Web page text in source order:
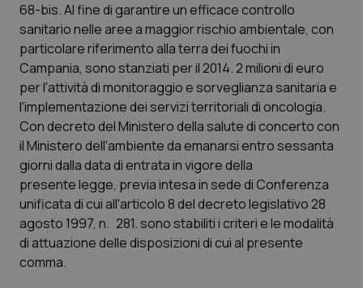
Piemonte
Provincia Autonoma di Bolzano
Provincia Autonoma di Trento
Puglia
Sardegna
Sicilia
Toscana
HIV
Infezioni & Febbre
Ipertensione & Scompenso
Malattie rare
Malattia di Crohn & Rettocolite Ulcerosa
Neuroscienze & patologie neurodegenerative
Obesità
68-bis. Al fine di garantire un efficace controllo
sanitario nelle aree a maggior rischio ambientale, con
particolare riferimento alla terra dei fuochi in
Campania, sono stanziati per il 2014. 2 milioni di euro
per l'attività di monitoraggio e sorveglianza sanitaria e
l'implementazione dei servizi territoriali di oncologia.
Con decreto del Ministero della salute di concerto con
il Ministero dell'ambiente da emanarsi entro sessanta
giorni dalla data di entrata in vigore della
presente legge, previa intesa in sede di Conferenza
unificata di cui all'articolo 8 del decreto legislativo 28
agosto 1997, n. 281. sono stabiliti i criteri e le modalità
di attuazione delle disposizioni di cui al presente
comma.